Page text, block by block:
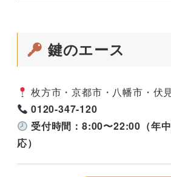
鍵のエース
枚方市・京都市・八幡市・伏
0120-347-120
受付時間：8:00〜22:00（年
応）